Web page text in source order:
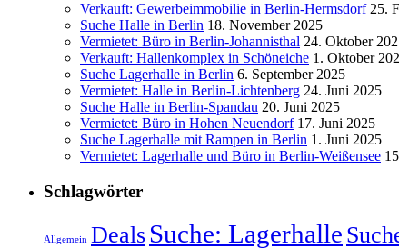
Verkauft: Gewerbeimmobilie in Berlin-Hermsdorf 25.
Suche Halle in Berlin 18. November 2025
Vermietet: Büro in Berlin-Johannisthal 24. Oktober
Verkauft: Hallenkomplex in Schöneiche 1. Oktober
Suche Lagerhalle in Berlin 6. September 2025
Vermietet: Halle in Berlin-Lichtenberg 24. Juni 2025
Suche Halle in Berlin-Spandau 20. Juni 2025
Vermietet: Büro in Hohen Neuendorf 17. Juni 2025
Suche Lagerhalle mit Rampen in Berlin 1. Juni 2025
Vermietet: Lagerhalle und Büro in Berlin-Weißensee
Schlagwörter
Allgemein Deals Suche: Lagerhalle